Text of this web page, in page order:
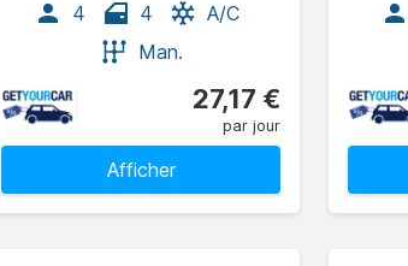
4 4
A/C
Man.
27,17 €
par jour
Afficher